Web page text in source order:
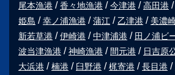
尾本漁港
香々地漁港 今津港 高田港
姫島
幸ノ浦漁港 蒲江 乙津港 美濃
新若草港
伊崎港 中津浦港 田ノ浦ビ
波当津漁港
神崎漁港 間元港 日吉原
大浜港
楠港 臼野港 梶寄港 長目港